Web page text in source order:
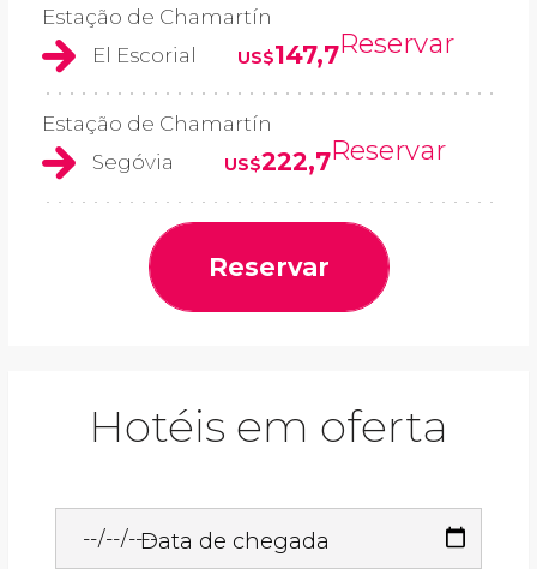
Estação de Chamartín
El Escorial
US$147,7Reservar
Estação de Chamartín
Segóvia
US$222,7Reservar
Reservar
Hotéis em oferta
Data de chegada